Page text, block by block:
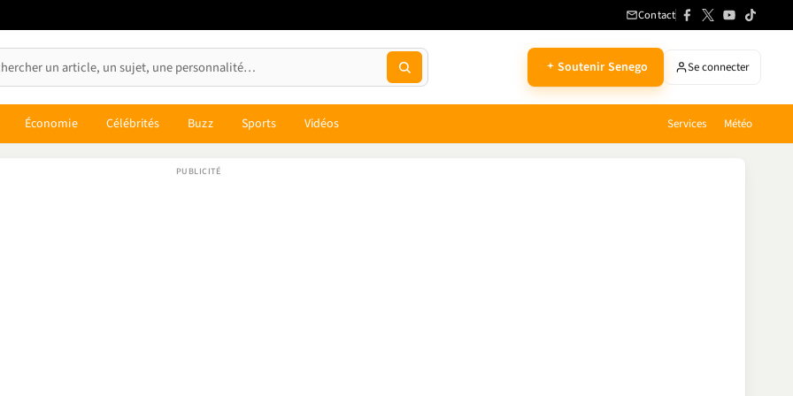
Contact
Soutenir Senego Se connecter
Économie Célébrités Buzz Sports Vidéos Services Météo